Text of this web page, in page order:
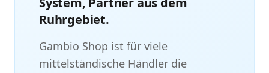
Ruhrgebiet.
Gambio Shop ist für viele
mittelständische Händler die